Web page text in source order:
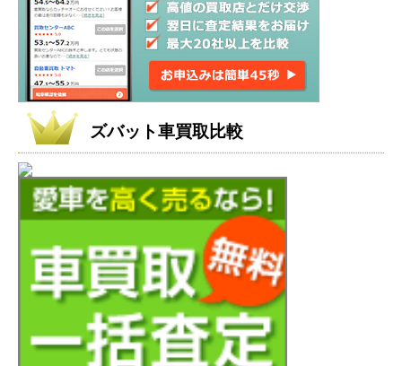
ズバット車買取比較